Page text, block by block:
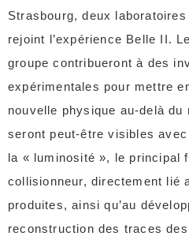
Strasbourg, deux laboratoires
rejoint l’expérience Belle II.
groupe contribueront à des
expérimentales pour mettre
nouvelle physique au-delà du
seront peut-être visibles
la « luminosité », le principal
collisionneur, directement lié
produites, ainsi qu’au
reconstruction des traces